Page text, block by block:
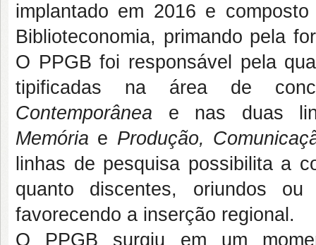
implantado em 2016 e
Biblioteconomia, primando pela
O PPGB foi responsável pela
tipificadas na área de
Contemporânea e nas duas
Memória e Produção,
linhas de pesquisa possibilita a
quanto discentes, oriundos
favorecendo a inserção regional.
O PPGB surgiu em um